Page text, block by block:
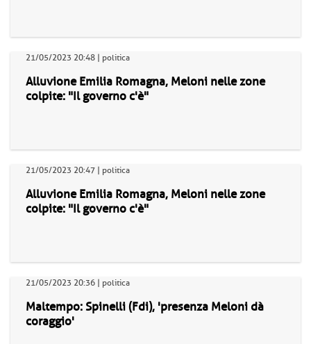
21/05/2023 20:48 | politica
Alluvione Emilia Romagna, Meloni nelle zone
colpite: "Il governo c'è"
21/05/2023 20:47 | politica
Alluvione Emilia Romagna, Meloni nelle zone
colpite: "Il governo c'è"
21/05/2023 20:36 | politica
Maltempo: Spinelli (Fdi), 'presenza Meloni dà
coraggio'